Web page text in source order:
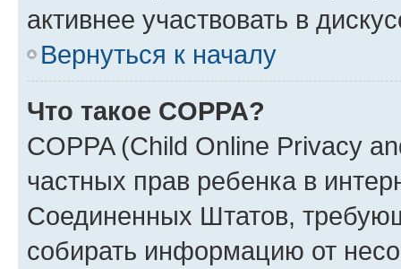
активнее участвовать в
Вернуться к началу
Что такое COPPA?
COPPA (Child Online Privacy
частных прав ребенка в
Соединенных Штатов,
собирать информацию от